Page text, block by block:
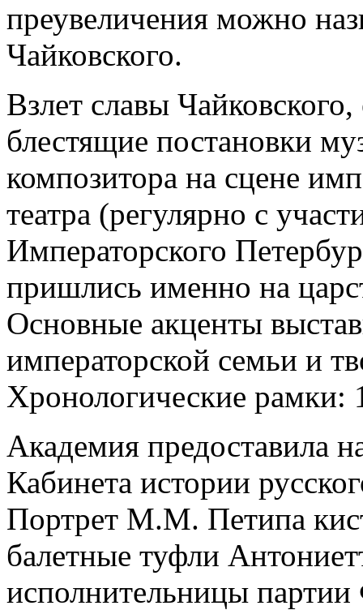
преувеличения можно
Чайковского.
Взлет славы
блестящие постановки
композитора на сцене
театра (регулярно с
Императорского
пришлись именно на
Основные акценты
императорской семьи и
Хронологические рамки:
Академия предоставила
Кабинета истории
Портрет М.М. Петипа
балетные туфли
исполнительницы